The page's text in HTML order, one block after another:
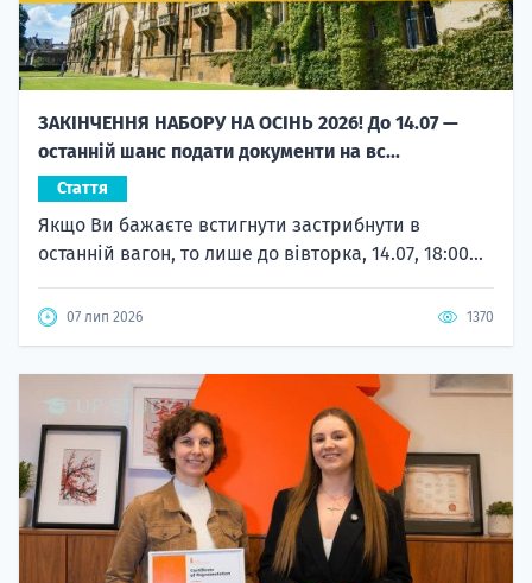
ЗАКІНЧЕННЯ НАБОРУ НА ОСІНЬ 2026! До 14.07 —
останній шанс подати документи на вс...
Стаття
Якщо Ви бажаєте встигнути застрибнути в
останній вагон, то лише до вівторка, 14.07, 18:00...
07 лип 2026 1370